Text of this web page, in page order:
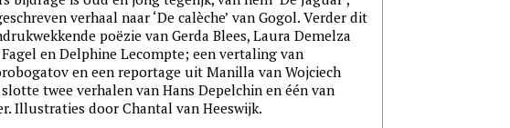
verhaal naar ‘De calèche’ van Gogol. Verder dit
poëzie van Gerda Blees, Laura Demelza
Fagel en Delphine Lecompte; een vertaling van
en een reportage uit Manilla van Wojciech
slotte twee verhalen van Hans Depelchin en één van
Illustraties door Chantal van Heeswijk.